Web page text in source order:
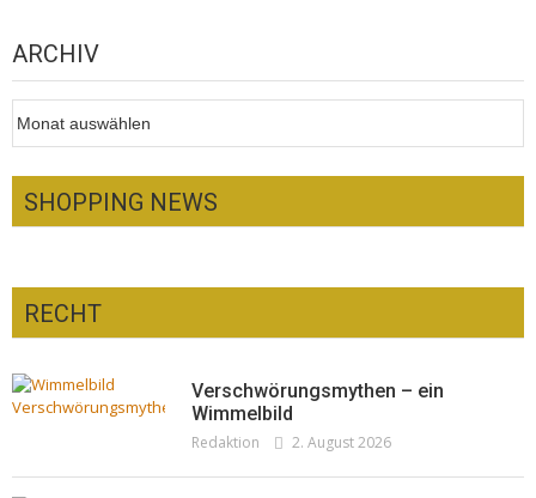
ARCHIV
SHOPPING NEWS
Pepe Jeans London mit Summer Sale und
neuer Kollektion
Redaktion 19. Juli 2026
Woher kommt der Honig? – Neue EU-
Regeln gelten 14. Juni
RECHT
Verschwörungsmythen – ein
Wimmelbild
Redaktion 2. August 2026